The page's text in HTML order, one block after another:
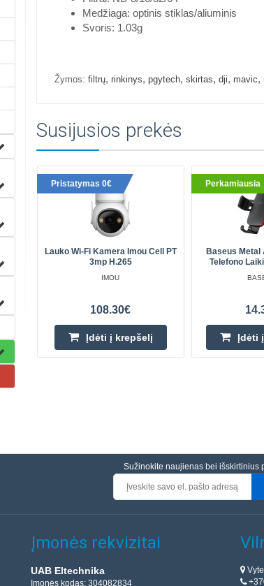
Medžiaga: optinis stiklas/aliuminis
Svoris: 1.03g
Žymos: filtrų, rinkinys, pgytech, skirtas, dji, mavic,
Susijusios prekės
Pristatymas 0€
Lauko Wi-Fi Kamera Imou Cell PT
3mp H.265
IMOU
108.30€
Įdėti į krepšelį
Perkamiausia
Baseus Metal
Telefono
Įdėti
Sužinokite naujienas bei išskirtinius
Įmonės rekvizitai
UAB Eltechnika
Įmonės kodas: 304082834